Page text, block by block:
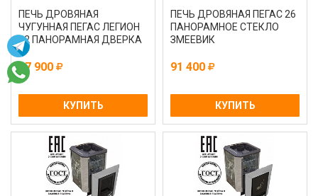
ПЕЧЬ ДРОВЯНАЯ
ЧУГУННАЯ ПЕГАС ЛЕГИОН
22 ПАНОРАМНАЯ ДВЕРКА
47 900
КУПИТЬ
ПЕЧЬ ДРОВЯНАЯ ПЕГАС 26
ПАНОРАМНОЕ СТЕКЛО
ЗМЕЕВИК
91 400
КУПИТЬ